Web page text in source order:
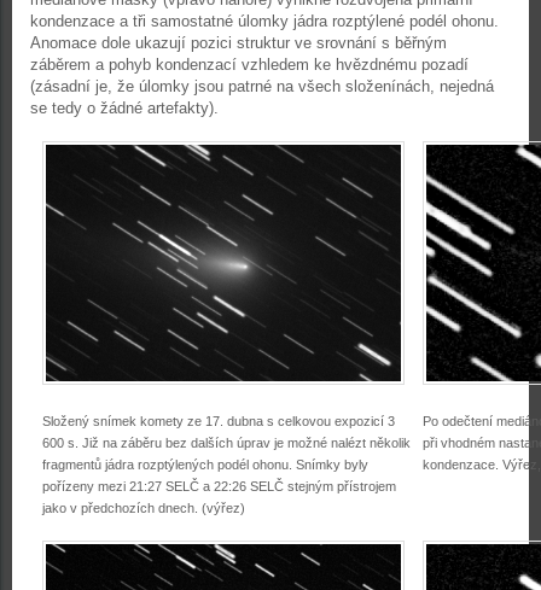
kondenzace a tři samostatné úlomky jádra rozptýlené podél ohonu.
Anomace dole ukazují pozici struktur ve srovnání s běřným
záběrem a pohyb kondenzací vzhledem ke hvězdnému pozadí
(zásadní je, že úlomky jsou patrné na všech složenínách, nejedná
se tedy o žádné artefakty).
Složený snímek komety ze 17. dubna s celkovou expozicí 3
600 s. Již na záběru bez dalších úprav je možné nalézt několik
fragmentů jádra rozptýlených podél ohonu. Snímky byly
pořízeny mezi 21:27 SELČ a 22:26 SELČ stejným přístrojem
jako v předchozích dnech. (výřez)
Po odečtení
při vhodném
kondenzace.